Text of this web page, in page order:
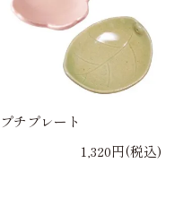
プチプレート
1,320円(税込)